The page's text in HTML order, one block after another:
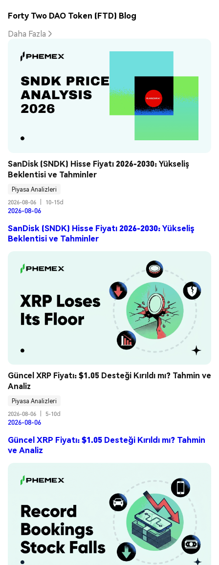
Forty Two DAO Token (FTD) Blog
Daha Fazla
SanDisk (SNDK) Hisse Fiyatı 2026-2030: Yükseliş
Beklentisi ve Tahminler
Piyasa Analizleri
2026-08-06
10-15d
2026-08-06
SanDisk (SNDK) Hisse Fiyatı 2026-2030: Yükseliş
Beklentisi ve Tahminler
Güncel XRP Fiyatı: $1.05 Desteği Kırıldı mı? Tahmin ve
Analiz
Piyasa Analizleri
2026-08-06
5-10d
2026-08-06
Güncel XRP Fiyatı: $1.05 Desteği Kırıldı mı? Tahmin
ve Analiz